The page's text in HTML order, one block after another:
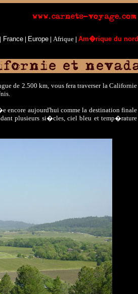
France Europe Afrique Am�rique du nord
de 2.500 km, vous fera traverser la Californie
aujourd'hui comme la destination finale
plusieurs si�cles, ciel bleu et temp�rature